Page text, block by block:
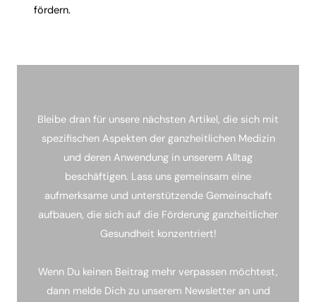
fördern.
Bleibe dran für unsere nächsten Artikel, die sich mit
spezifischen Aspekten der ganzheitlichen Medizin
und deren Anwendung in unserem Alltag
beschäftigen. Lass uns gemeinsam eine
aufmerksame und unterstützende Gemeinschaft
aufbauen, die sich auf die Förderung ganzheitlicher
Gesundheit konzentriert!
Wenn Du keinen Beitrag mehr verpassen möchtest,
dann melde Dich zu unserem Newsletter an und